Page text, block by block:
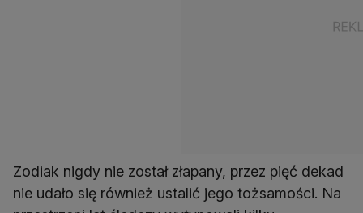
Zodiak nigdy nie został złapany, przez pięć dekad
nie udało się również ustalić jego tożsamości. Na